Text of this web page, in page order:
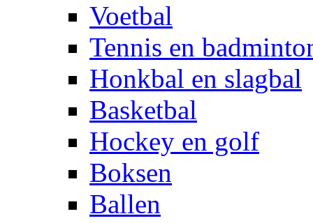
Voetbal
Tennis en
Honkbal en slagbal
Basketbal
Hockey en golf
Boksen
Ballen